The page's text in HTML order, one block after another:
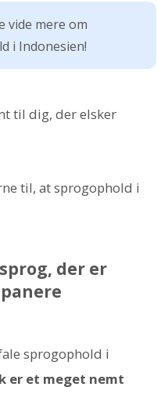
vide mere om
i Indonesien!
til dig, der elsker
til, at sprogophold i
der er
sprogophold i
er et meget nemt